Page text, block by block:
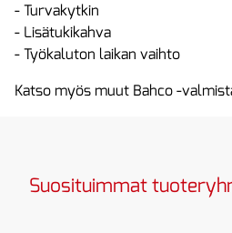
- Turvakytkin
- Lisätukikahva
- Työkaluton laikan vaihto
Katso myös muut Bahco -
Suosituimmat